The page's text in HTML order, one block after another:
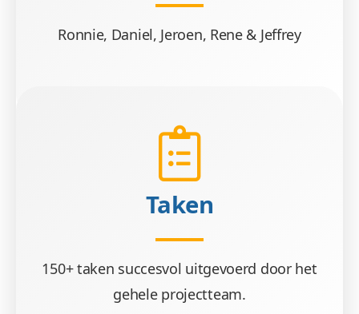
Ronnie, Daniel, Jeroen, Rene & Jeffrey
Taken
150+ taken succesvol uitgevoerd door het
gehele projectteam.